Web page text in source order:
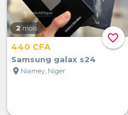
favorite_border
2 mois
440 CFA
Samsung galax s24
location_on Niamey, Niger